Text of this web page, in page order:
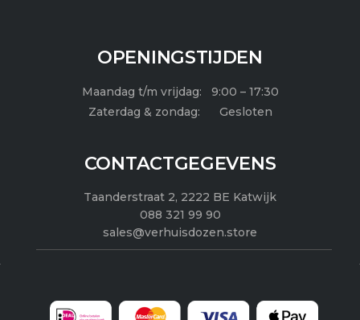
OPENINGSTIJDEN
Maandag t/m vrijdag: 9:00 – 17:30
Zaterdag & zondag: Gesloten
CONTACTGEGEVENS
Taanderstraat 2, 2222 BE Katwijk
088 321 99 90
sales@verhuisdozen.store